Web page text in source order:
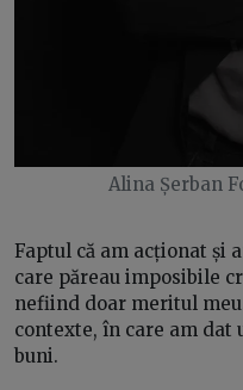
Alina Șerban
Faptul că am acționat și
care păreau imposibile
nefiind doar meritul
contexte, în care am dat
buni.